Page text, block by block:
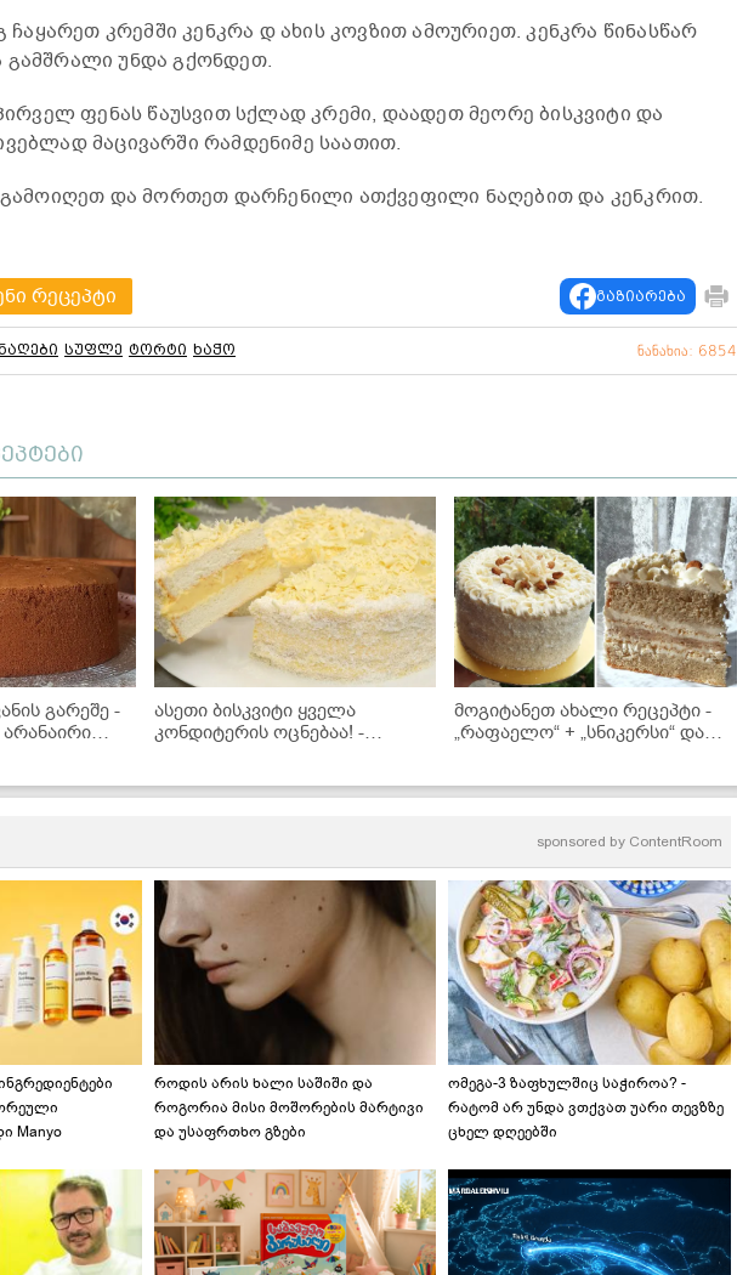
ჩაყარეთ კრემში კენკრა დ ახის კოვზით ამოურიეთ. კენკრა წინასწარ
უნდა გქონდეთ.
ფენას წაუსვით სქლად კრემი, დაადეთ მეორე ბისკვიტი და
მაცივარში რამდენიმე საათით.
გამოიღეთ და მორთეთ დარჩენილი ათქვეფილი ნაღებით და კენკრით.
რეცეპტი გაზიარება
სუფლე ტორტი ხაჭო ნანახია: 6854
გარეშე -
ასეთი ბისკვიტი ყველა
კონდიტერის ოცნებაა! -
მოგიტანეთ ახალი რეცეპტი -
„რაფაელო“ + „სნიკერსი“ და
sponsored by ContentRoom
Manyo
როდის არის ხალი საშიში და
როგორია მისი მოშორების მარტივი
და უსაფრთხო გზები
ომეგა-3 ზაფხულშიც საჭიროა? -
რატომ არ უნდა ვთქვათ უარი თევზზე
ცხელ დღეებში